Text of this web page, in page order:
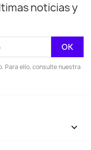
noticias y
Para ello, consulte nuestra
